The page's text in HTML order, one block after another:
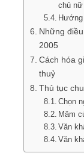
chủ nữ
Những
2005
Cách hóa
thuỷ
Thủ tục
Chọn
Mâm
Văn
Văn